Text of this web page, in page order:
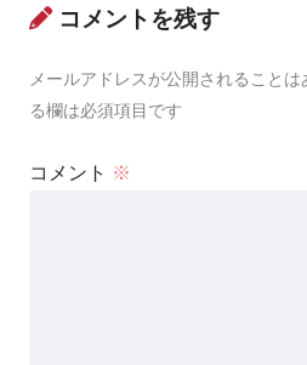
コメントを残す
メールアドレスが公開されることは
る欄は必須項目です
コメント ※